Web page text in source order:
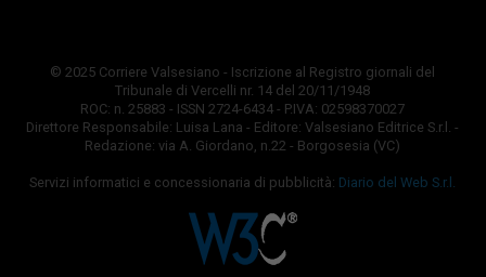
© 2025 Corriere Valsesiano - Iscrizione al Registro giornali del
Tribunale di Vercelli nr. 14 del 20/11/1948
ROC: n. 25883 - ISSN 2724-6434 - P.IVA: 02598370027
Direttore Responsabile: Luisa Lana - Editore: Valsesiano Editrice S.r.l. -
Redazione: via A. Giordano, n.22 - Borgosesia (VC)
Servizi informatici e concessionaria di pubblicità: Diario del Web S.r.l.